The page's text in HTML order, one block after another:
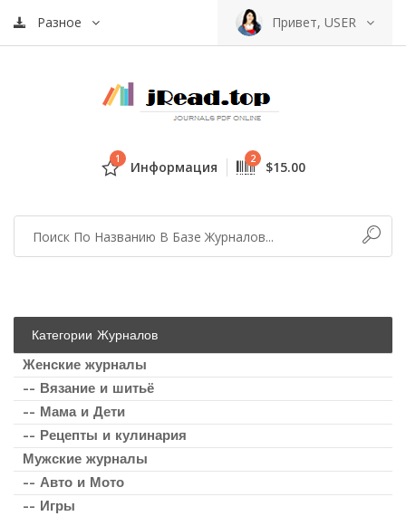
Разное Привет, USER
1 Информация 2 $15.00
Категории Журналов
Женские журналы
-- Вязание и шитьё
-- Мама и Дети
-- Рецепты и кулинария
Мужские журналы
-- Авто и Мото
-- Игры